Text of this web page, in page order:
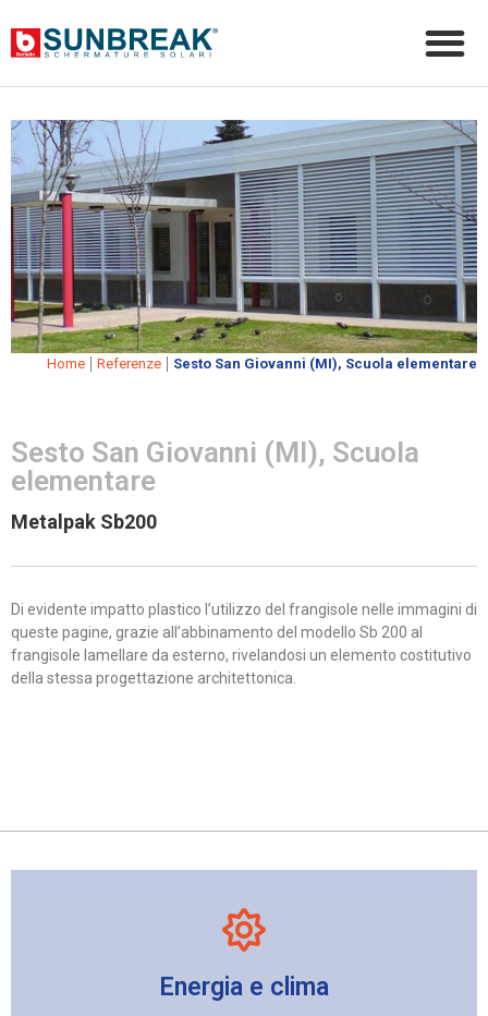
Home | Referenze | Sesto San Giovanni (MI), Scuola elementare
Sesto San Giovanni (MI), Scuola
elementare
Metalpak Sb200
Di evidente impatto plastico l’utilizzo del frangisole nelle immagini di
queste pagine, grazie all’abbinamento del modello Sb 200 al
frangisole lamellare da esterno, rivelandosi un elemento costitutivo
della stessa progettazione architettonica.
Energia e clima